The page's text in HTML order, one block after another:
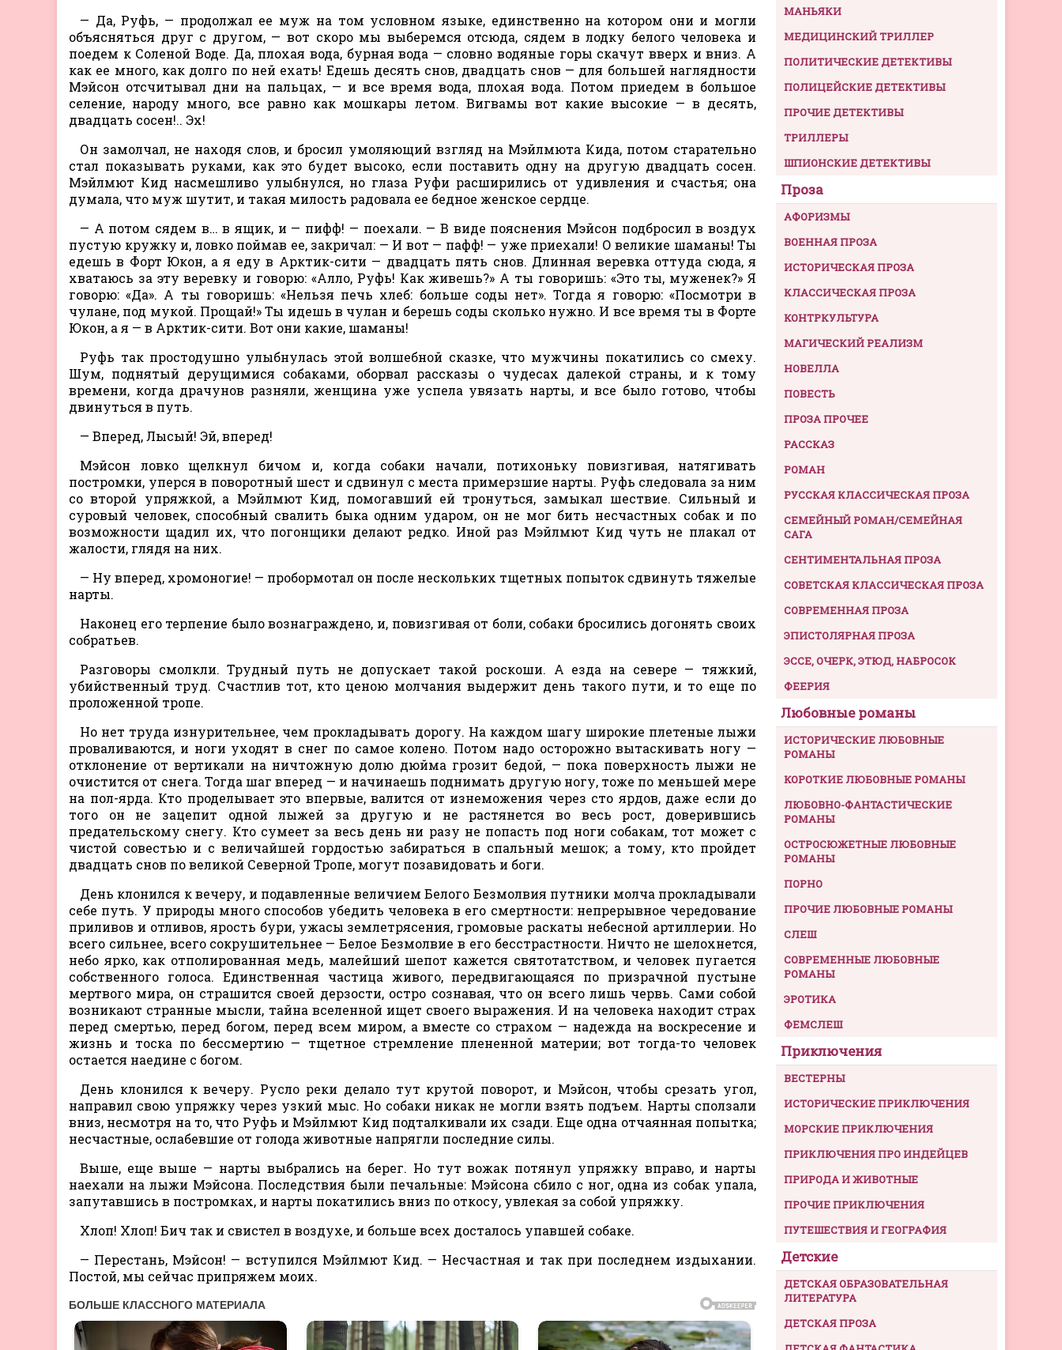
— Да, Руфь, — продолжал ее муж на том условном языке, единственно на котором они и могли
объясняться друг с другом, — вот скоро мы выберемся отсюда, сядем в лодку белого человека и
поедем к Соленой Воде. Да, плохая вода, бурная вода — словно водяные горы скачут вверх и вниз. А
как ее много, как долго по ней ехать! Едешь десять снов, двадцать снов — для большей наглядности
Мэйсон отсчитывал дни на пальцах, — и все время вода, плохая вода. Потом приедем в большое
селение, народу много, все равно как мошкары летом. Вигвамы вот какие высокие — в десять,
двадцать сосен!.. Эх!
Он замолчал, не находя слов, и бросил умоляющий взгляд на Мэйлмюта Кида, потом старательно
стал показывать руками, как это будет высоко, если поставить одну на другую двадцать сосен.
Мэйлмют Кид насмешливо улыбнулся, но глаза Руфи расширились от удивления и счастья; она
думала, что муж шутит, и такая милость радовала ее бедное женское сердце.
— А потом сядем в… в ящик, и — пифф! — поехали. — В виде пояснения Мэйсон подбросил в воздух
пустую кружку и, ловко поймав ее, закричал: — И вот — пафф! — уже приехали! О великие шаманы! Ты
едешь в Форт Юкон, а я еду в Арктик-сити — двадцать пять снов. Длинная веревка оттуда сюда, я
хватаюсь за эту веревку и говорю: «Алло, Руфь! Как живешь?» А ты говоришь: «Это ты, муженек?» Я
говорю: «Да». А ты говоришь: «Нельзя печь хлеб: больше соды нет». Тогда я говорю: «Посмотри в
чулане, под мукой. Прощай!» Ты идешь в чулан и берешь соды сколько нужно. И все время ты в Форте
Юкон, а я — в Арктик-сити. Вот они какие, шаманы!
Руфь так простодушно улыбнулась этой волшебной сказке, что мужчины покатились со смеху.
Шум, поднятый дерущимися собаками, оборвал рассказы о чудесах далекой страны, и к тому
времени, когда драчунов разняли, женщина уже успела увязать нарты, и все было готово, чтобы
двинуться в путь.
— Вперед, Лысый! Эй, вперед!
Мэйсон ловко щелкнул бичом и, когда собаки начали, потихоньку повизгивая, натягивать
постромки, уперся в поворотный шест и сдвинул с места примерзшие нарты. Руфь следовала за ним
со второй упряжкой, а Мэйлмют Кид, помогавший ей тронуться, замыкал шествие. Сильный и
суровый человек, способный свалить быка одним ударом, он не мог бить несчастных собак и по
возможности щадил их, что погонщики делают редко. Иной раз Мэйлмют Кид чуть не плакал от
жалости, глядя на них.
— Ну вперед, хромоногие! — пробормотал он после нескольких тщетных попыток сдвинуть тяжелые
нарты.
Наконец его терпение было вознаграждено, и, повизгивая от боли, собаки бросились догонять своих
собратьев.
Разговоры смолкли. Трудный путь не допускает такой роскоши. А езда на севере — тяжкий,
убийственный труд. Счастлив тот, кто ценою молчания выдержит день такого пути, и то еще по
проложенной тропе.
Но нет труда изнурительнее, чем прокладывать дорогу. На каждом шагу широкие плетеные лыжи
проваливаются, и ноги уходят в снег по самое колено. Потом надо осторожно вытаскивать ногу —
отклонение от вертикали на ничтожную долю дюйма грозит бедой, — пока поверхность лыжи не
очистится от снега. Тогда шаг вперед — и начинаешь поднимать другую ногу, тоже по меньшей мере
на пол-ярда. Кто проделывает это впервые, валится от изнеможения через сто ярдов, даже если до
того он не зацепит одной лыжей за другую и не растянется во весь рост, доверившись
предательскому снегу. Кто сумеет за весь день ни разу не попасть под ноги собакам, тот может с
чистой совестью и с величайшей гордостью забираться в спальный мешок; а тому, кто пройдет
двадцать снов по великой Северной Тропе, могут позавидовать и боги.
День клонился к вечеру, и подавленные величием Белого Безмолвия путники молча прокладывали
себе путь. У природы много способов убедить человека в его смертности: непрерывное чередование
приливов и отливов, ярость бури, ужасы землетрясения, громовые раскаты небесной артиллерии. Но
всего сильнее, всего сокрушительнее — Белое Безмолвие в его бесстрастности. Ничто не шелохнется,
небо ярко, как отполированная медь, малейший шепот кажется святотатством, и человек пугается
собственного голоса. Единственная частица живого, передвигающаяся по призрачной пустыне
мертвого мира, он страшится своей дерзости, остро сознавая, что он всего лишь червь. Сами собой
возникают странные мысли, тайна вселенной ищет своего выражения. И на человека находит страх
перед смертью, перед богом, перед всем миром, а вместе со страхом — надежда на воскресение и
жизнь и тоска по бессмертию — тщетное стремление плененной материи; вот тогда-то человек
остается наедине с богом.
День клонился к вечеру. Русло реки делало тут крутой поворот, и Мэйсон, чтобы срезать угол,
направил свою упряжку через узкий мыс. Но собаки никак не могли взять подъем. Нарты сползали
вниз, несмотря на то, что Руфь и Мэйлмют Кид подталкивали их сзади. Еще одна отчаянная попытка;
несчастные, ослабевшие от голода животные напрягли последние силы.
Выше, еще выше — нарты выбрались на берег. Но тут вожак потянул упряжку вправо, и нарты
наехали на лыжи Мэйсона. Последствия были печальные: Мэйсона сбило с ног, одна из собак упала,
запутавшись в постромках, и нарты покатились вниз по откосу, увлекая за собой упряжку.
Хлоп! Хлоп! Бич так и свистел в воздухе, и больше всех досталось упавшей собаке.
— Перестань, Мэйсон! — вступился Мэйлмют Кид. — Несчастная и так при последнем издыхании.
Постой, мы сейчас припряжем моих.
МАНЬЯКИ
МЕДИЦИНСКИЙ ТРИЛЛЕР
ПОЛИТИЧЕСКИЕ ДЕТЕКТИВЫ
ПОЛИЦЕЙСКИЕ ДЕТЕКТИВЫ
ПРОЧИЕ ДЕТЕКТИВЫ
ТРИЛЛЕРЫ
ШПИОНСКИЕ ДЕТЕКТИВЫ
Проза
АФОРИЗМЫ
ВОЕННАЯ ПРОЗА
ИСТОРИЧЕСКАЯ ПРОЗА
КЛАССИЧЕСКАЯ ПРОЗА
КОНТРКУЛЬТУРА
МАГИЧЕСКИЙ РЕАЛИЗМ
НОВЕЛЛА
ПОВЕСТЬ
ПРОЗА ПРОЧЕЕ
РАССКАЗ
РОМАН
РУССКАЯ КЛАССИЧЕСКАЯ ПРОЗА
СЕМЕЙНЫЙ РОМАН/СЕМЕЙНАЯ
САГА
СЕНТИМЕНТАЛЬНАЯ ПРОЗА
СОВЕТСКАЯ КЛАССИЧЕСКАЯ ПРОЗА
СОВРЕМЕННАЯ ПРОЗА
ЭПИСТОЛЯРНАЯ ПРОЗА
ЭССЕ, ОЧЕРК, ЭТЮД, НАБРОСОК
ФЕЕРИЯ
Любовные романы
ИСТОРИЧЕСКИЕ ЛЮБОВНЫЕ
РОМАНЫ
КОРОТКИЕ ЛЮБОВНЫЕ РОМАНЫ
ЛЮБОВНО-ФАНТАСТИЧЕСКИЕ
РОМАНЫ
ОСТРОСЮЖЕТНЫЕ ЛЮБОВНЫЕ
РОМАНЫ
ПОРНО
ПРОЧИЕ ЛЮБОВНЫЕ РОМАНЫ
СЛЕШ
СОВРЕМЕННЫЕ ЛЮБОВНЫЕ
РОМАНЫ
ЭРОТИКА
ФЕМСЛЕШ
Приключения
ВЕСТЕРНЫ
ИСТОРИЧЕСКИЕ ПРИКЛЮЧЕНИЯ
МОРСКИЕ ПРИКЛЮЧЕНИЯ
ПРИКЛЮЧЕНИЯ ПРО ИНДЕЙЦЕВ
ПРИРОДА И ЖИВОТНЫЕ
ПРОЧИЕ ПРИКЛЮЧЕНИЯ
ПУТЕШЕСТВИЯ И ГЕОГРАФИЯ
Детские
ДЕТСКАЯ ОБРАЗОВАТЕЛЬНАЯ
ЛИТЕРАТУРА
ДЕТСКАЯ ПРОЗА